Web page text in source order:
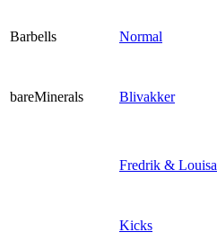
Barbells Normal
bareMinerals Blivakker
Fredrik & Louisa
Kicks